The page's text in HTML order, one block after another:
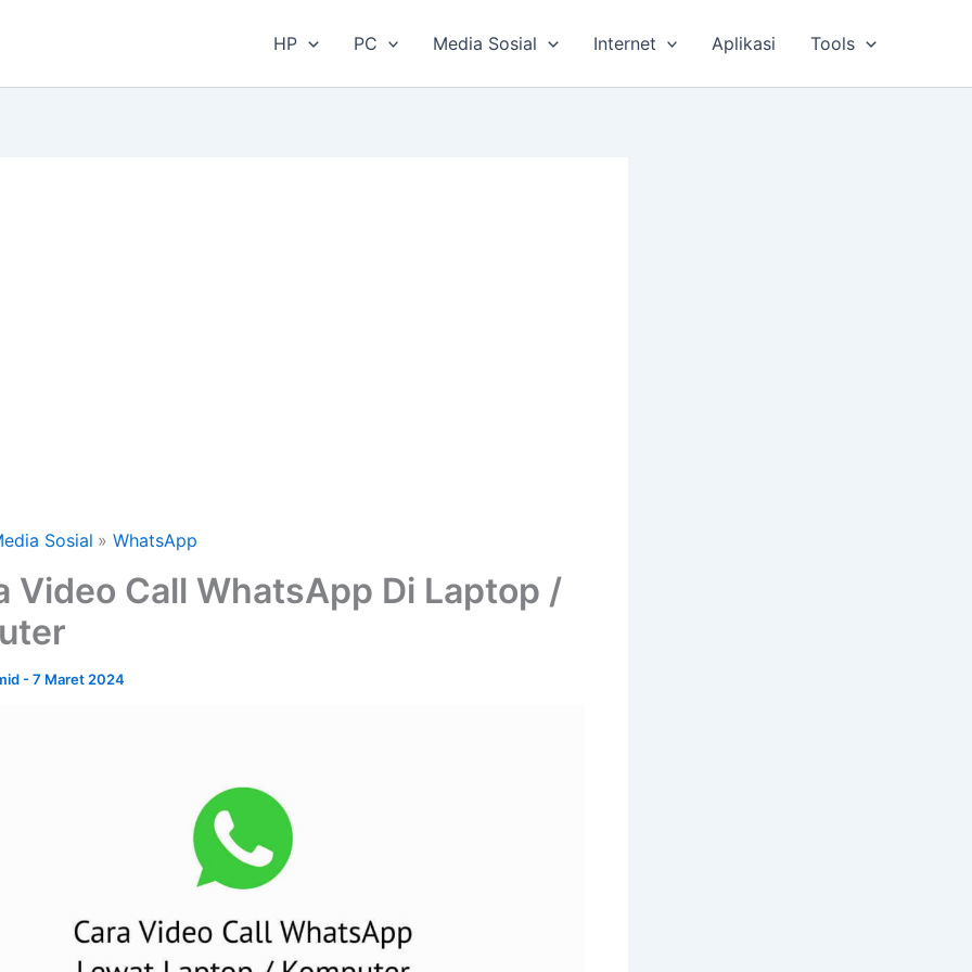
HP PC Media Sosial Internet Aplikasi Tools
Sosial WhatsApp
Video Call WhatsApp Di Laptop /
-7 Maret 2024